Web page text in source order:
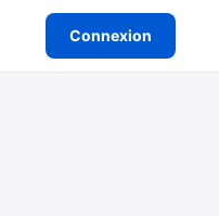
Connexion